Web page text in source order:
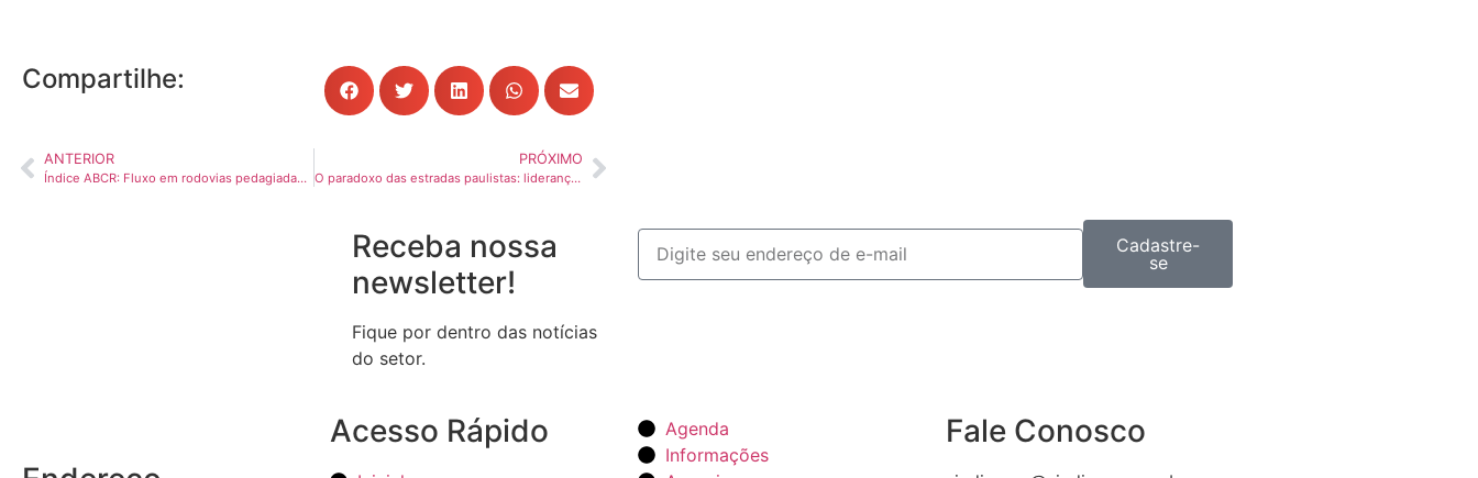
Compartilhe:
ANTERIOR
Índice ABCR: Fluxo em rodovias pedagiadas tem crescimento moderado em dezembro de 2025
PRÓXIMO
O paradoxo das estradas paulistas: liderança em qualidade, mas custo alto para o transporte
Receba nossa
newsletter!
Fique por dentro das notícias
do setor.
Cadastre-
se
Acesso Rápido
Agenda
Informações
Fale Conosco